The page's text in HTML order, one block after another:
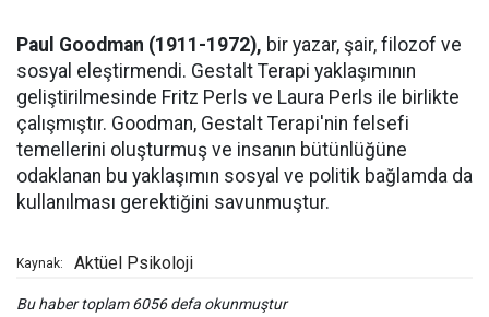
Paul Goodman (1911-1972), bir yazar, şair, filozof ve
sosyal eleştirmendi. Gestalt Terapi yaklaşımının
geliştirilmesinde Fritz Perls ve Laura Perls ile birlikte
çalışmıştır. Goodman, Gestalt Terapi'nin felsefi
temellerini oluşturmuş ve insanın bütünlüğüne
odaklanan bu yaklaşımın sosyal ve politik bağlamda da
kullanılması gerektiğini savunmuştur.
Kaynak: Aktüel Psikoloji
Bu haber toplam 6056 defa okunmuştur